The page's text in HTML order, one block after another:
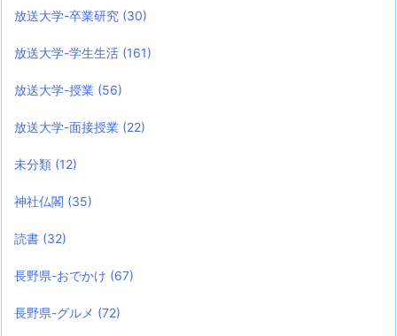
放送大学-卒業研究 (30)
放送大学-学生生活 (161)
放送大学-授業 (56)
放送大学-面接授業 (22)
未分類 (12)
神社仏閣 (35)
読書 (32)
長野県-おでかけ (67)
長野県-グルメ (72)